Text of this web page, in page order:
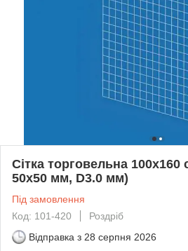
Сітка торговельна 100х160
50х50 мм, D3.0 мм)
Під замовлення
Код: 101-420
Роздріб
Відправка з 28 серпня 2026